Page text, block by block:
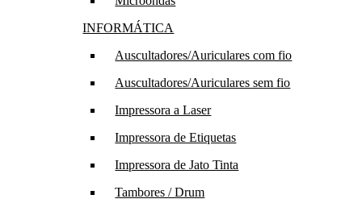
INFORMÁTICA
Auscultadores/Auriculares com fio
Auscultadores/Auriculares sem fio
Impressora a Laser
Impressora de Etiquetas
Impressora de Jato Tinta
Tambores / Drum